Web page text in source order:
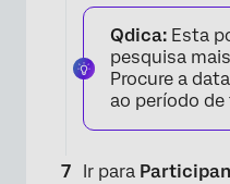
Qdica: Esta
pesquisa
Procure a
ao período
Ir para